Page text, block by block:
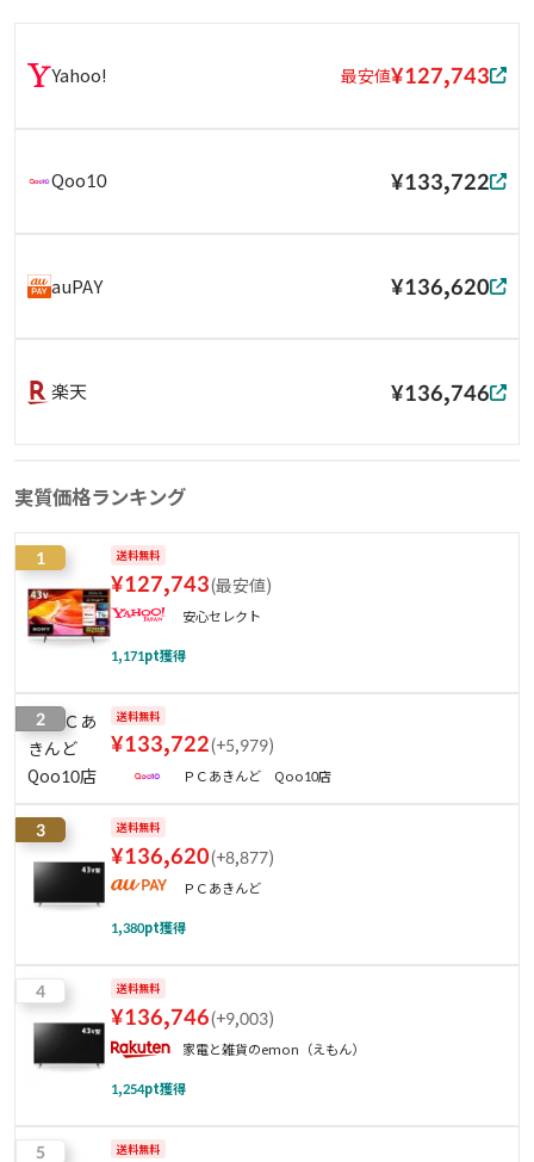
Yahoo! 最安値¥127,743
Qoo10 ¥133,722
auPAY ¥136,620
楽天 ¥136,746
実質価格ランキング
1 送料無料
¥127,743(最安値)
安心セレクト
1,171pt獲得
2 送料無料
¥133,722(+5,979)
ＰＣあきんど Qoo10店
3 送料無料
¥136,620(+8,877)
ＰＣあきんど
1,380pt獲得
4 送料無料
¥136,746(+9,003)
家電と雑貨のemon（えもん）
1,254pt獲得
5 送料無料